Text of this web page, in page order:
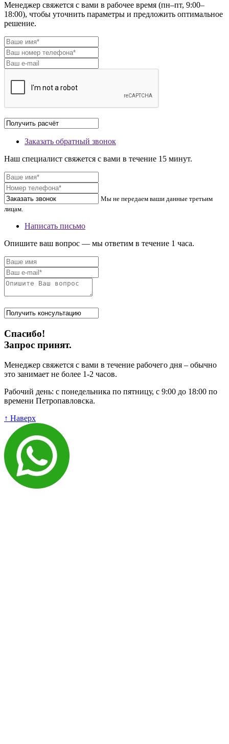
Менеджер свяжется с вами в рабочее время (пн–пт, 9:00–
18:00), чтобы уточнить параметры и предложить оптимальное
решение.
Заказать обратный звонок
Наш специалист свяжется с вами в течение 15 минут.
Мы не передаем ваши данные третьим
лицам.
Написать письмо
Опишите ваш вопрос — мы ответим в течение 1 часа.
Спасибо!
Запрос принят.
Менеджер свяжется с вами в течение рабочего дня – обычно
это занимает не более 1-2 часов.
Рабочий день: с понедельника по пятницу, с 9:00 до 18:00 по
времени Петропавловска.
↑ Наверх